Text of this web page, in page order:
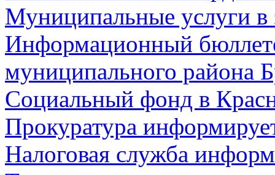
Муниципальные услуги в
Информационный
муниципального района
Социальный фонд в
Прокуратура
Налоговая служба